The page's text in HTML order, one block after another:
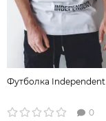
Футболка Independent
0